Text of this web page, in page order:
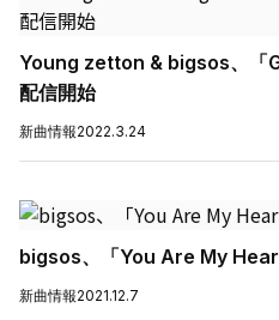
Young zetton & bigsos、「
配信開始
新曲情報2022.3.24
bigsos、「You Are My
新曲情報2021.12.7